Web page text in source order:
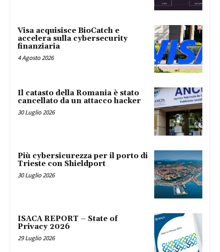
Visa acquisisce BioCatch e
accelera sulla cybersecurity
finanziaria
4 Agosto 2026
Il catasto della Romania è stato
cancellato da un attacco hacker
30 Luglio 2026
Più cybersicurezza per il porto di
Trieste con Shieldport
30 Luglio 2026
ISACA REPORT – State of
Privacy 2026
29 Luglio 2026